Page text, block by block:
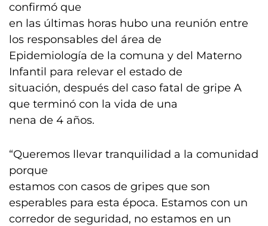
confirmó que
en las últimas horas hubo una reunión entre
los responsables del área de
Epidemiología de la comuna y del Materno
Infantil para relevar el estado de
situación, después del caso fatal de gripe A
que terminó con la vida de una
nena de 4 años.
“Queremos llevar tranquilidad a la comunidad
porque
estamos con casos de gripes que son
esperables para esta época. Estamos con un
corredor de seguridad, no estamos en un